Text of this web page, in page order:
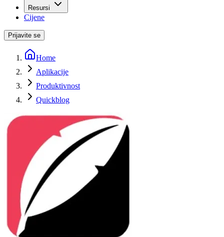
Resursi
Cijene
Prijavite se
Home
Aplikacije
Produktivnost
Quickblog